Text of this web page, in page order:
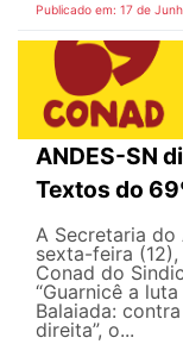
Publicado em: 17 de
ANDES-SN
Textos do
A Secretaria do
sexta-feira
Conad do
“Guarnicê a
Balaiada:
direita”, o...